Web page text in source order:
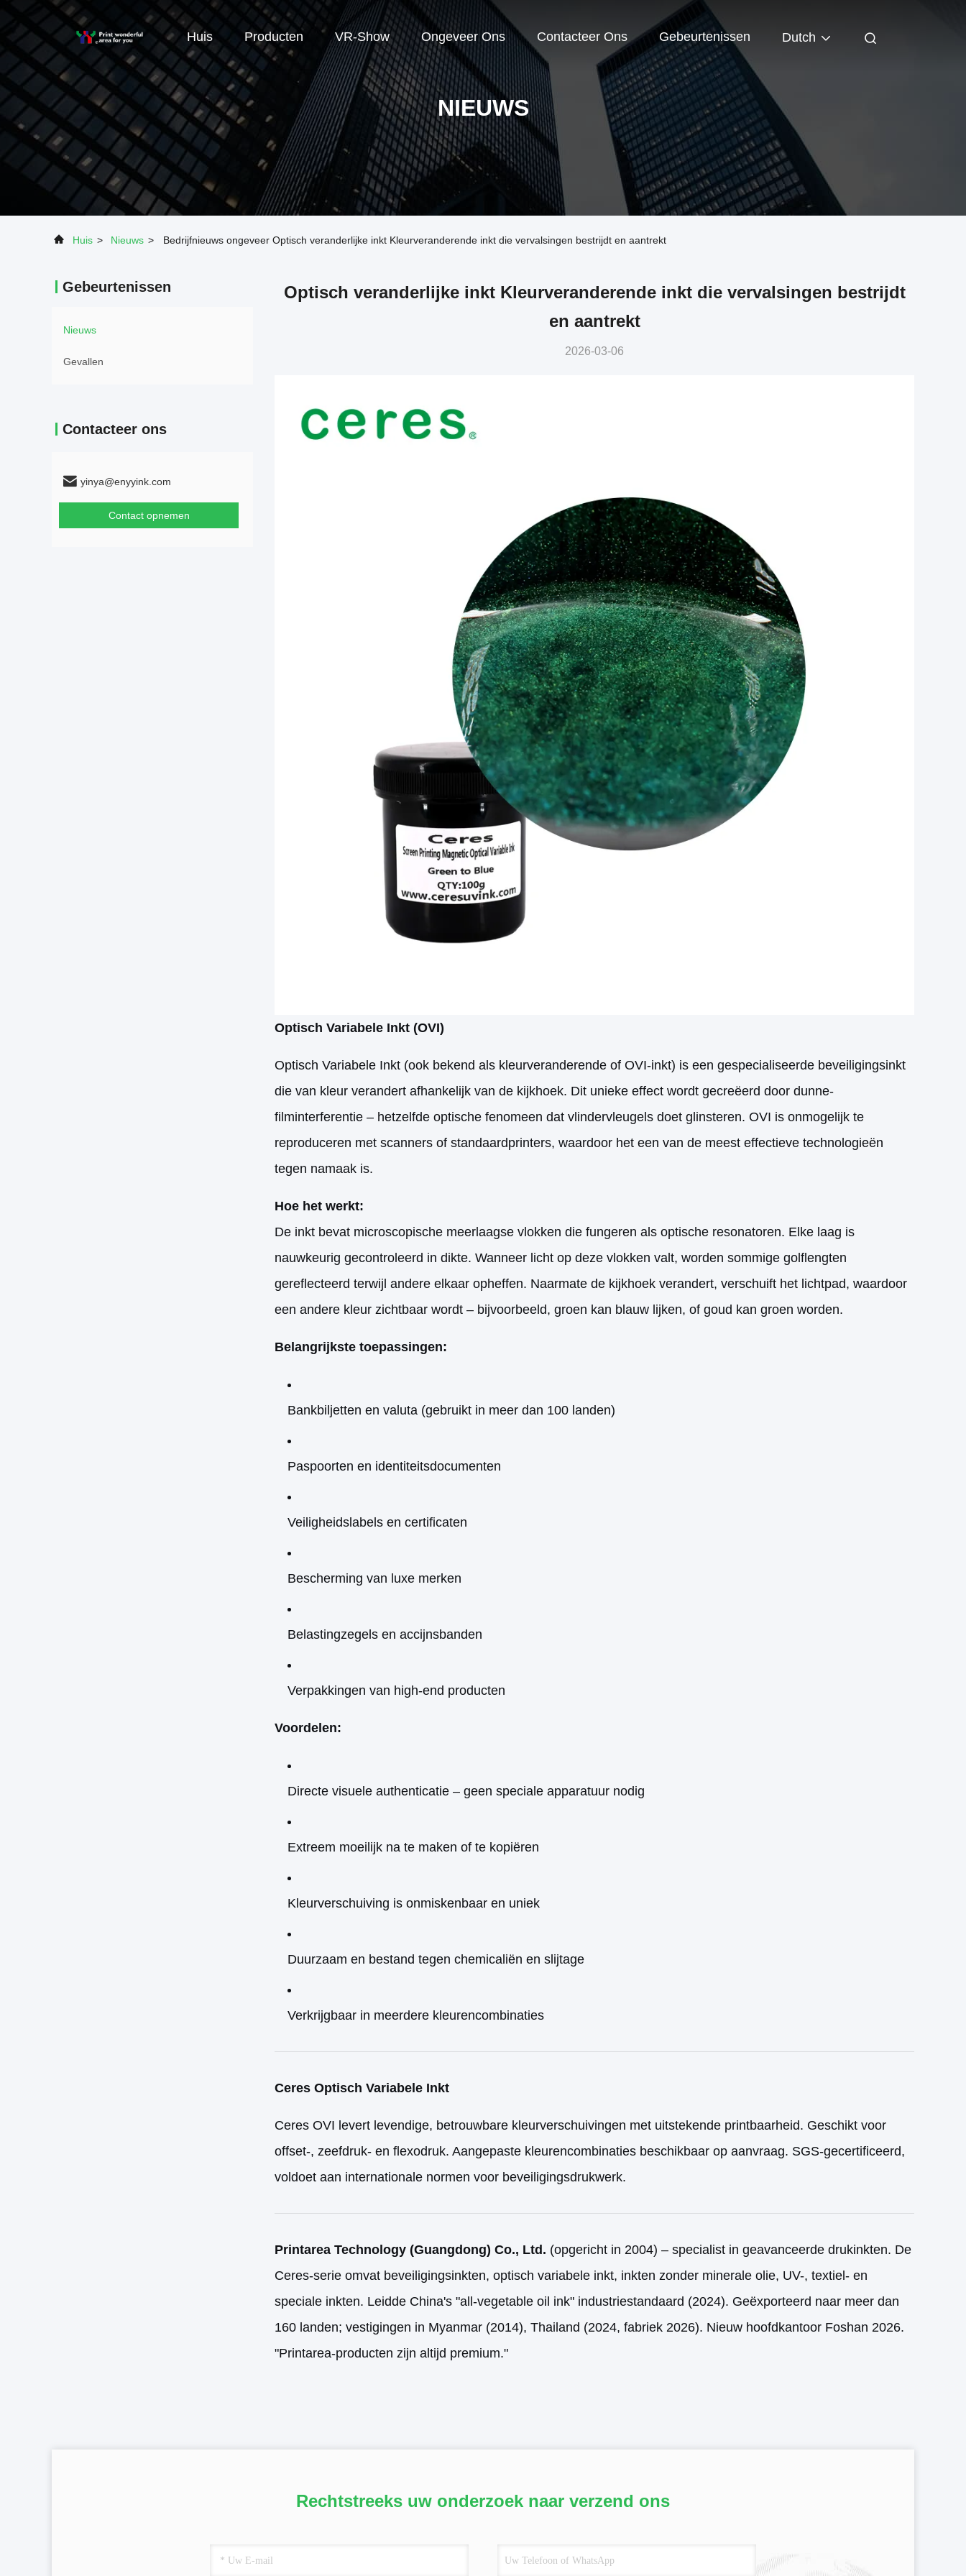
Huis Producten VR-Show Ongeveer Ons Contacteer Ons Gebeurtenissen Dutch
NIEUWS
Huis > Nieuws > Bedrijfnieuws ongeveer Optisch veranderlijke inkt Kleurveranderende inkt die vervalsingen bestrijdt en aantrekt
Gebeurtenissen
Nieuws
Gevallen
Contacteer ons
yinya@enyyink.com
Contact opnemen
Optisch veranderlijke inkt Kleurveranderende inkt die vervalsingen bestrijdt
en aantrekt
2026-03-06
Optisch Variabele Inkt (OVI)
Optisch Variabele Inkt (ook bekend als kleurveranderende of OVI-inkt) is een gespecialiseerde beveiligingsinkt
die van kleur verandert afhankelijk van de kijkhoek. Dit unieke effect wordt gecreëerd door dunne-
filminterferentie – hetzelfde optische fenomeen dat vlindervleugels doet glinsteren. OVI is onmogelijk te
reproduceren met scanners of standaardprinters, waardoor het een van de meest effectieve technologieën
tegen namaak is.
Hoe het werkt:
De inkt bevat microscopische meerlaagse vlokken die fungeren als optische resonatoren. Elke laag is
nauwkeurig gecontroleerd in dikte. Wanneer licht op deze vlokken valt, worden sommige golflengten
gereflecteerd terwijl andere elkaar opheffen. Naarmate de kijkhoek verandert, verschuift het lichtpad, waardoor
een andere kleur zichtbaar wordt – bijvoorbeeld, groen kan blauw lijken, of goud kan groen worden.
Belangrijkste toepassingen:
Bankbiljetten en valuta (gebruikt in meer dan 100 landen)
Paspoorten en identiteitsdocumenten
Veiligheidslabels en certificaten
Bescherming van luxe merken
Belastingzegels en accijnsbanden
Verpakkingen van high-end producten
Voordelen:
Directe visuele authenticatie – geen speciale apparatuur nodig
Extreem moeilijk na te maken of te kopiëren
Kleurverschuiving is onmiskenbaar en uniek
Duurzaam en bestand tegen chemicaliën en slijtage
Verkrijgbaar in meerdere kleurencombinaties
Ceres Optisch Variabele Inkt
Ceres OVI levert levendige, betrouwbare kleurverschuivingen met uitstekende printbaarheid. Geschikt voor
offset-, zeefdruk- en flexodruk. Aangepaste kleurencombinaties beschikbaar op aanvraag. SGS-gecertificeerd,
voldoet aan internationale normen voor beveiligingsdrukwerk.
Printarea Technology (Guangdong) Co., Ltd. (opgericht in 2004) – specialist in geavanceerde drukinkten. De
Ceres-serie omvat beveiligingsinkten, optisch variabele inkt, inkten zonder minerale olie, UV-, textiel- en
speciale inkten. Leidde China's "all-vegetable oil ink" industriestandaard (2024). Geëxporteerd naar meer dan
160 landen; vestigingen in Myanmar (2014), Thailand (2024, fabriek 2026). Nieuw hoofdkantoor Foshan 2026.
"Printarea-producten zijn altijd premium."
Rechtstreeks uw onderzoek naar verzend ons